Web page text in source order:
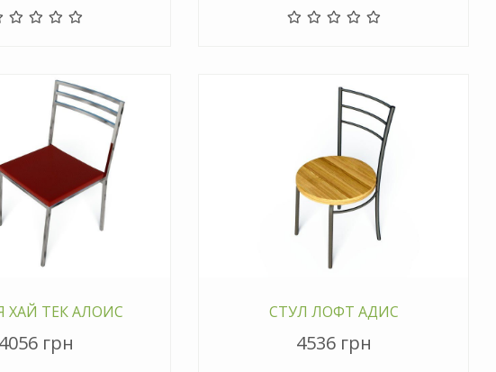
ХАЙ ТЕК АЛОИС
4056 грн
СТУЛ ЛОФТ АДИС
4536 грн